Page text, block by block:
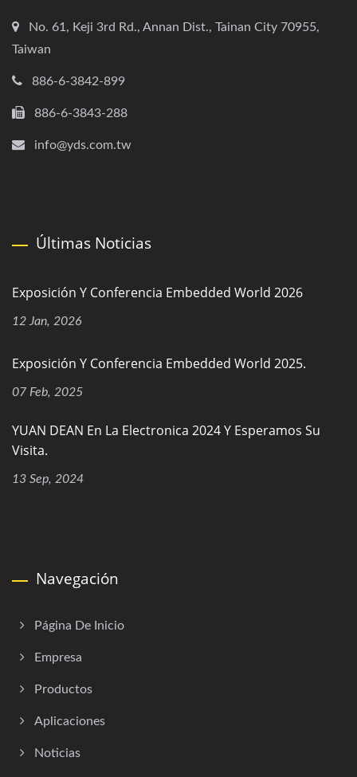
No. 61, Keji 3rd Rd., Annan Dist., Tainan City 70955,
Taiwan
886-6-3842-899
886-6-3843-288
info@yds.com.tw
Últimas Noticias
Exposición Y Conferencia Embedded World 2026
12 Jan, 2026
Exposición Y Conferencia Embedded World 2025.
07 Feb, 2025
YUAN DEAN En La Electronica 2024 Y Esperamos Su
Visita.
13 Sep, 2024
Navegación
Página De Inicio
Empresa
Productos
Aplicaciones
Noticias